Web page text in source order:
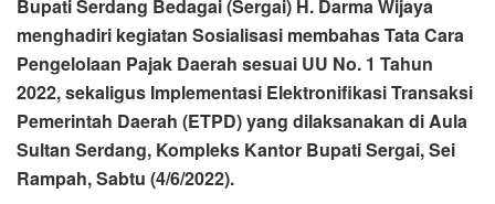
Bupati Serdang Bedagai (Sergai) H. Darma Wijaya
menghadiri kegiatan Sosialisasi membahas Tata Cara
Pengelolaan Pajak Daerah sesuai UU No. 1 Tahun
2022, sekaligus Implementasi Elektronifikasi Transaksi
Pemerintah Daerah (ETPD) yang dilaksanakan di Aula
Sultan Serdang, Kompleks Kantor Bupati Sergai, Sei
Rampah, Sabtu (4/6/2022).